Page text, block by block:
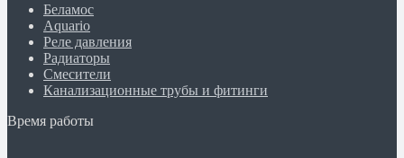
Беламос
Aquario
Реле давления
Радиаторы
Смесители
Канализационные трубы и фитинги
Время работы